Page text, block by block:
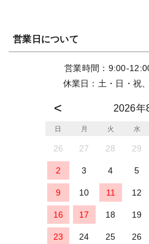
営業日について
営業時間：9:00-
休業日：土・日・祝
2026年
日 月 火 水
26 27 28 29
2 3 4 5
9 10 11 12
16 17 18 19
23 24 25 26